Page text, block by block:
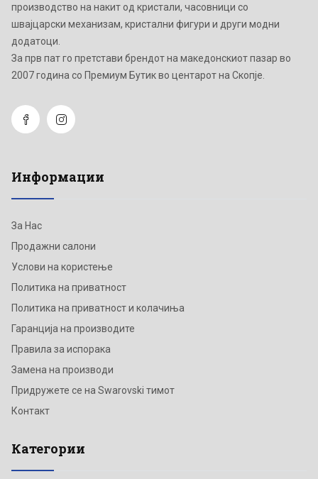
производство на накит од кристали, часовници со
швајцарски механизам, кристални фигури и други модни
додатоци.
Зa прв пат го претстави брендот на македонскиот пазар во
2007 година со Премиум Бутик во центарот на Скопје.
Информации
За Нас
Продажни салони
Услови на користење
Политика на приватност
Политика на приватност и колачиња
Гаранција на производите
Правила за испорака
Замена на производи
Придружете се на Swarovski тимот
Контакт
Категории